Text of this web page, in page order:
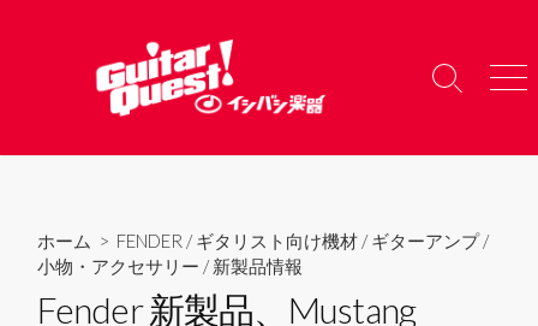
へ
検
り
メ
ー
ホーム > FENDER /ギタリスト向け機材 /ギターアンプ/
小物・アクセサリー /新製品情報
Fender 新製品、Mustang